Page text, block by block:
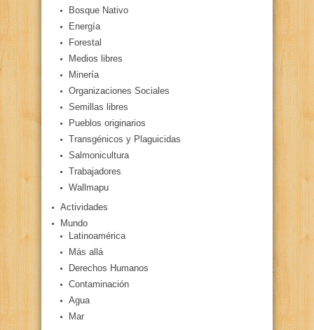
Bosque Nativo
Energía
Forestal
Medios libres
Minería
Organizaciones Sociales
Semillas libres
Pueblos originarios
Transgénicos y Plaguicidas
Salmonicultura
Trabajadores
Wallmapu
Actividades
Mundo
Latinoamérica
Más allá
Derechos Humanos
Contaminación
Agua
Mar